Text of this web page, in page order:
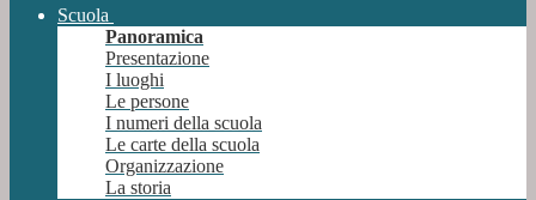
Scuola
Panoramica
Presentazione
I luoghi
Le persone
I numeri della scuola
Le carte della scuola
Organizzazione
La storia